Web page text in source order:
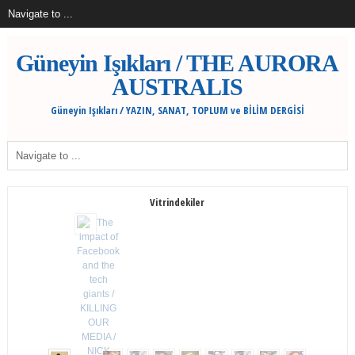
Güneyin Işıkları / THE AURORA
AUSTRALIS
Güneyin Işıkları / YAZIN, SANAT, TOPLUM ve BİLİM DERGİSİ
Vitrindekiler